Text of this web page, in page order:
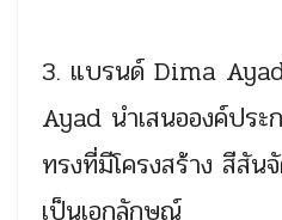
3. แบรนด์ Dima
Ayad นำเสนอองค์ปร
ทรงที่มีโครงสร้าง สีสัน
เป็นเอกลักษณ์